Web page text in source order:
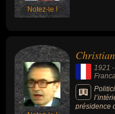
Notez-le !
1921 -
présidence